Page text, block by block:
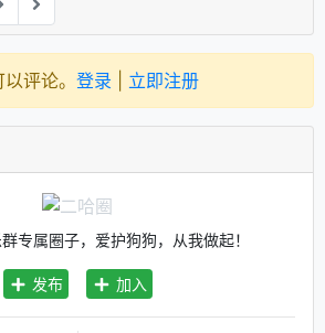
评论。 登录 立即注册
专属圈子，爱护狗狗，从我做起！
发布 加入